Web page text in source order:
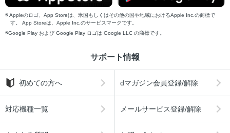
Appleのロゴ、App Storeは、米国もしくはその他の国や地域におけるApple Inc.の商標で
す。 App Storeは、Apple Inc.のサービスマークです。
Google Play および Google Play ロゴは Google LLC の商標です。
サポート情報
初めての方へ dマガジン会員登録/解除
対応機種一覧 メールサービス登録/解除